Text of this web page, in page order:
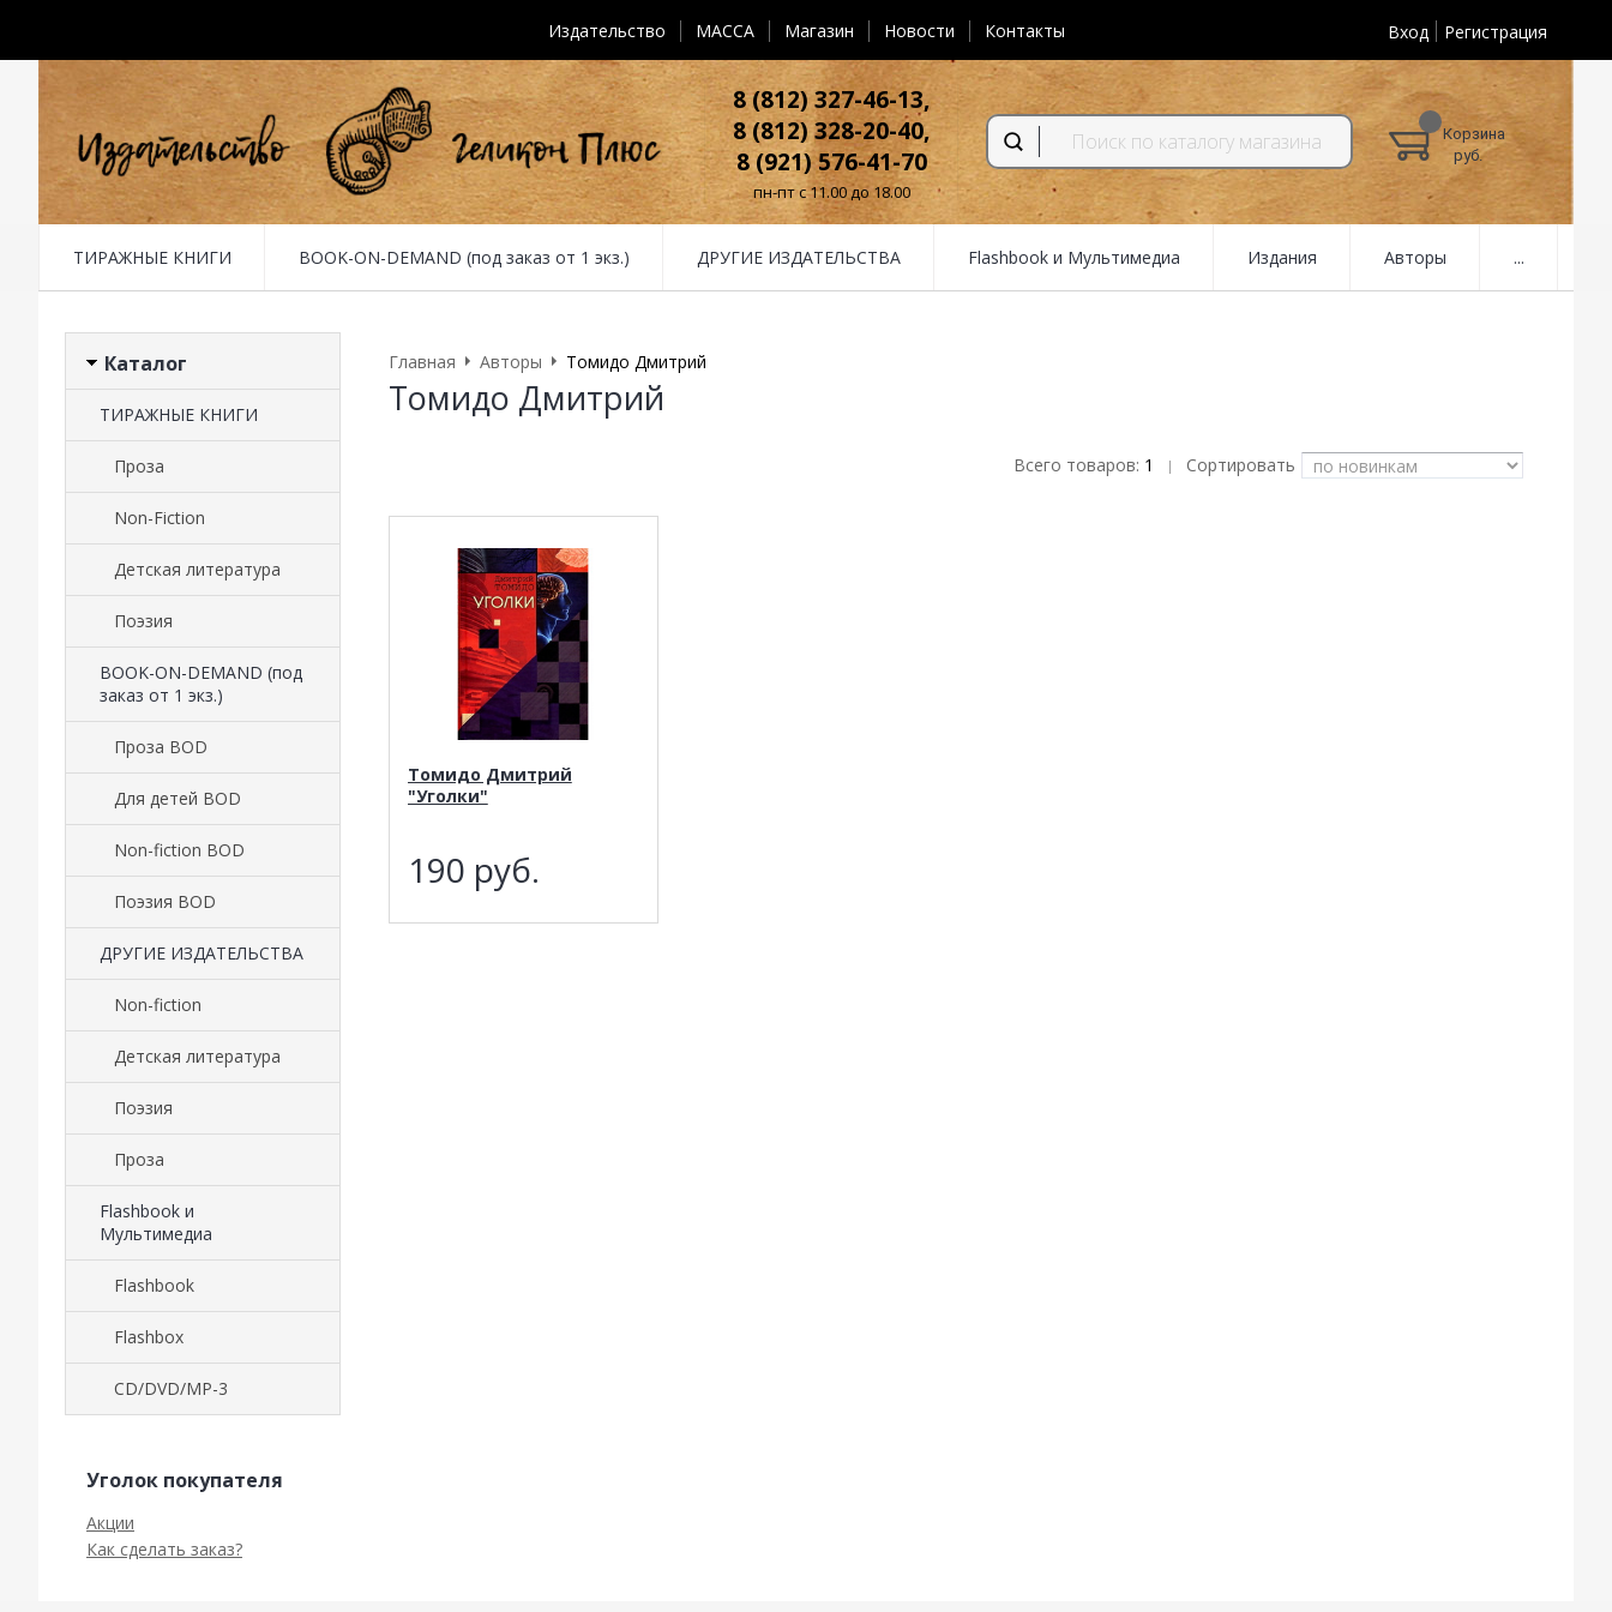
Издательство MACCA Магазин Новости Контакты Вход Регистрация
8 (812) 327-46-13,
8 (812) 328-20-40,
8 (921) 576-41-70
пн-пт с 11.00 до 18.00
Корзина
руб.
ТИРАЖНЫЕ КНИГИ BOOK-ON-DEMAND (под заказ от 1 экз.) ДРУГИЕ ИЗДАТЕЛЬСТВА Flashbook и Мультимедиа Издания Авторы ...
Каталог
ТИРАЖНЫЕ КНИГИ
Проза
Non-Fiction
Детская литература
Поэзия
BOOK-ON-DEMAND (под
заказ от 1 экз.)
Проза BOD
Для детей BOD
Non-fiction BOD
Поэзия BOD
ДРУГИЕ ИЗДАТЕЛЬСТВА
Non-fiction
Детская литература
Поэзия
Проза
Flashbook и
Мультимедиа
Flashbook
Flashbox
CD/DVD/MP-3
Уголок покупателя
Акции
Как сделать заказ?
Главная Авторы Томидо Дмитрий
Томидо Дмитрий
Всего товаров: 1 | Сортировать
Томидо Дмитрий
"Уголки"
190 руб.